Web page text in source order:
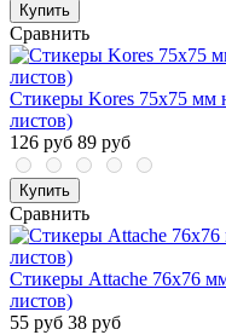
Купить
Сравнить
Стикеры Kores 75x75 мм
листов)
126 руб 89 руб
Купить
Сравнить
Стикеры Attache 76x76
листов)
55 руб 38 руб